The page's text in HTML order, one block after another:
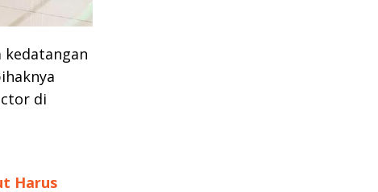
kedatangan
di
Harus